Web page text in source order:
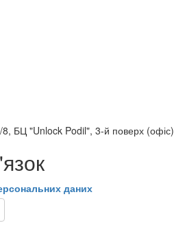
БЦ "Unlock Podil", 3-й поверх (офіс)
даних